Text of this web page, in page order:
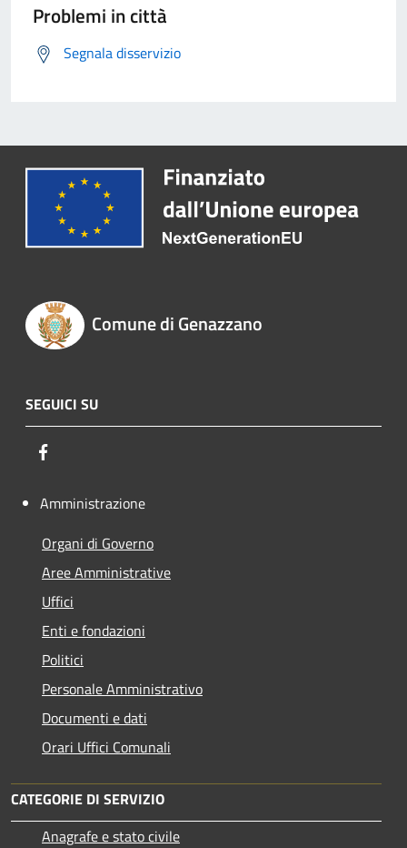
Problemi in città
Segnala disservizio
Comune di Genazzano
SEGUICI SU
Amministrazione
Organi di Governo
Aree Amministrative
Uffici
Enti e fondazioni
Politici
Personale Amministrativo
Documenti e dati
Orari Uffici Comunali
CATEGORIE DI SERVIZIO
Anagrafe e stato civile